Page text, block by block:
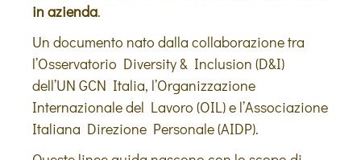
in azienda.
Un documento nato dalla collaborazione tra
l’Osservatorio Diversity & Inclusion (D&I)
dell’UN GCN Italia, l’Organizzazione
Internazionale del Lavoro (OIL) e l’Associazione
Italiana Direzione Personale (AIDP).